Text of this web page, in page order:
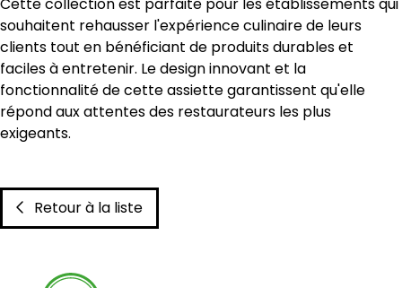
souhaitent rehausser l'expérience culinaire de leurs
clients tout en bénéficiant de produits durables et
faciles à entretenir. Le design innovant et la
fonctionnalité de cette assiette garantissent qu'elle
répond aux attentes des restaurateurs les plus
exigeants.
Retour à la liste